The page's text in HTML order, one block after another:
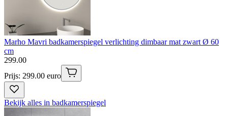
Marho Mavri badkamerspiegel verlichting dimbaar mat zwart Ø 60
cm
299.00
Prijs: 299.00 euro
Bekijk alles in badkamerspiegel